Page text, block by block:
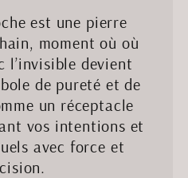
est une pierre
moment où où
l’invisible devient
de pureté et de
un réceptacle
vos intentions et
avec force et